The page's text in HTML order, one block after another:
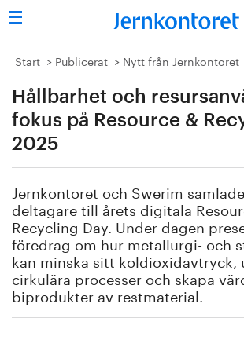
Sök
Stålindustrin
Vision 2050
Forskning/utbildning
Vi tycker
Publicerat
Bildbank
Start Publicerat Nytt från Jernkontoret
Hållbarhet och
fokus på Resource &
2025
Jernkontoret och Swerim
deltagare till årets digitala
Recycling Day. Under dagen
föredrag om hur metallurgi- och
kan minska sitt koldioxidavtryck,
cirkulära processer och skapa
biprodukter av restmaterial.